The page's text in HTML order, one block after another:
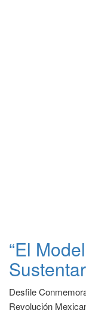
“El
Desfile
Revolución